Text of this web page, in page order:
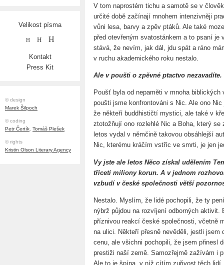
Velikost písma
H H H
Kontakt
Press Kit
© design
Marek Šilpoch
© coding
Petr Čertík, Tomáš Plešek
© rights
Kristin Olson Literary Agency
V tom naprostém tichu a samotě se v
určité době začínají mnohem intenzivněji
vůni lesa, barvy a zpěv ptáků. Ale také
před otevřeným svatostánkem a to psaní je
stává, že nevím, jak dál, jdu spát a ráno
v ruchu akademického roku nestalo.
Ale v poušti o zpěvné ptactvo
Poušť byla od nepaměti v mnoha
poušti jsme konfrontováni s Nic. Ale ono
že někteří buddhističtí mystici, ale také v
ztotožňují ono rozlehlé Nic a Boha, který
letos vydal v němčině takovou obsáhlejší
Nic, kterému kráčím vstříc ve smrti, je jen
Vy jste ale letos Něco získal udělením
třiceti miliony korun. A v jednom
vzbudí v české společnosti větší
Nestalo. Myslím, že lidé pochopili, že ty
nýbrž půjdou na rozvíjení odborných aktivit.
příznivou reakcí české společnosti, včetně
na ulici. Někteří přesně nevěděli, jestli jsem
cenu, ale všichni pochopili, že jsem přinesl
prestiži naší země. Samozřejmě zažívám i
Ale to je špína, v níž cítím zuřivost těch